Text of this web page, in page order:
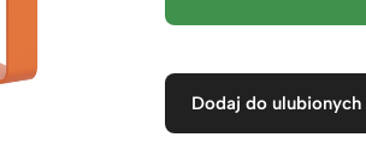
Dodaj do ulubionych